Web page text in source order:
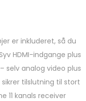
er inkluderet, så du
HDMI-indgange plus
selv analog video plus
tilslutning til stort
11 kanals receiver